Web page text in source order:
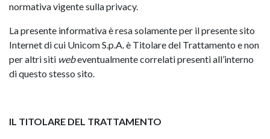
normativa vigente sulla privacy.
La presente informativa è resa solamente per il presente sito
Internet di cui Unicom S.p.A. è Titolare del Trattamento e non
per altri siti webeventualmente correlati presenti all’interno
di questo stesso sito.
IL TITOLARE DEL TRATTAMENTO